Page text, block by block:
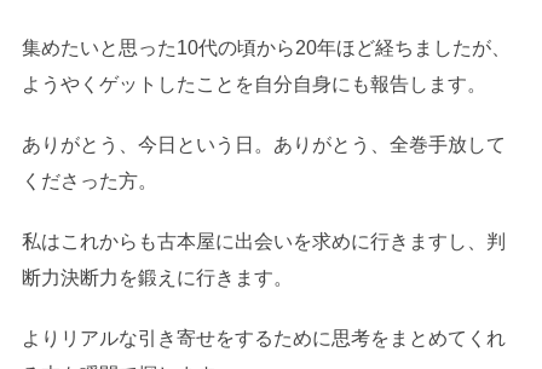
集めたいと思った10代の頃から20年ほど経ちましたが、
ようやくゲットしたことを自分自身にも報告します。
ありがとう、今日という日。ありがとう、全巻手放して
くださった方。
私はこれからも古本屋に出会いを求めに行きますし、判
断力決断力を鍛えに行きます。
よりリアルな引き寄せをするために思考をまとめてくれ